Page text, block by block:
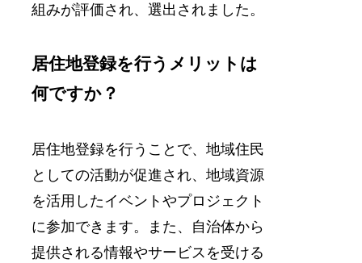
組みが評価され、選出されました。
居住地登録を行うメリットは
何ですか？
居住地登録を行うことで、地域住民
としての活動が促進され、地域資源
を活用したイベントやプロジェクト
に参加できます。また、自治体から
提供される情報やサービスを受ける